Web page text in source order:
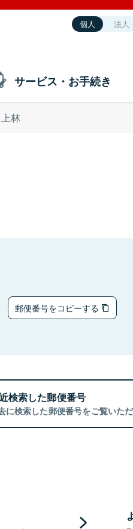
個人 法人
サービス・お手続き
上林
郵便番号をコピーする
検索した郵便番号
に検索した郵便番号をご覧いただ